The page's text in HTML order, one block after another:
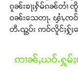
ၵူၼ်းၶႃႈႁႅမ်ၵၼ်တၢႆ ၸိူဝ်
ဝၼ်းသေတႃႉ ၾၢႆႇၸ
တီႉၺွပ်း ဢဝ်လိူင်ႈႁႂ်ႈ
ဢၢၼ်ႇယဝ်ႉႁူ